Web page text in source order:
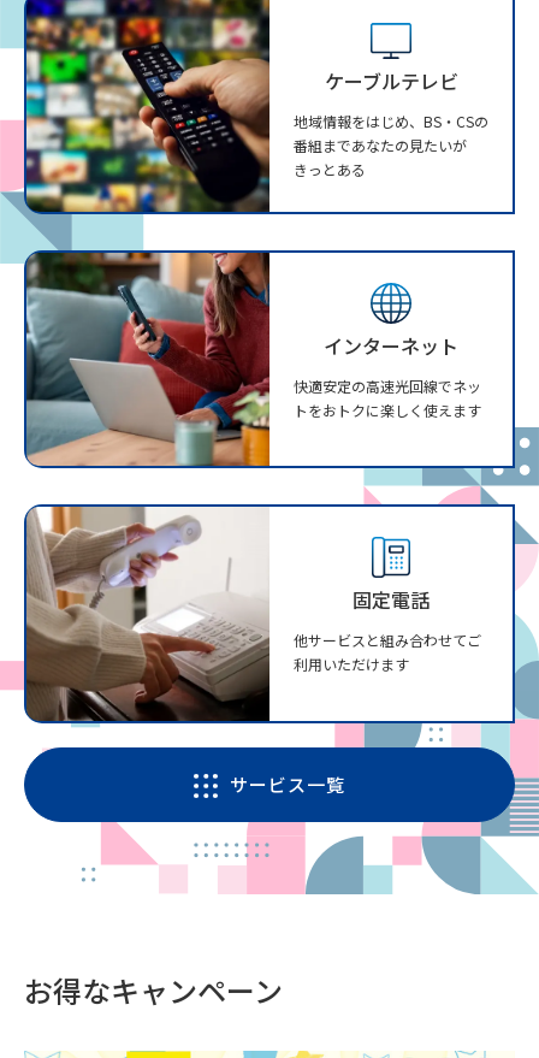
ケーブルテレビ
地域情報をはじめ、BS・CSの
番組まであなたの見たいが
きっとある
インターネット
快適安定の高速光回線でネッ
トをおトクに楽しく使えます
固定電話
他サービスと組み合わせてご
利用いただけます
サービス一覧
お得なキャンペーン